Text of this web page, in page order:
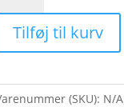
antalTilføj til kurv
(SKU): N/A